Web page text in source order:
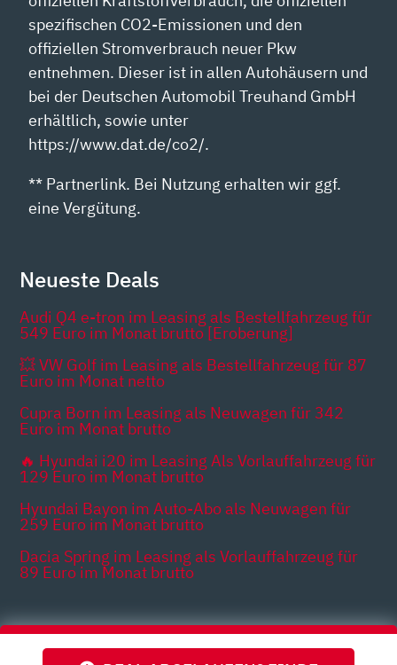
spezifischen CO2-Emissionen und den
offiziellen Stromverbrauch neuer Pkw
entnehmen. Dieser ist in allen Autohäusern und
bei der Deutschen Automobil Treuhand GmbH
erhältlich, sowie unter
https://www.dat.de/co2/.
** Partnerlink. Bei Nutzung erhalten wir ggf.
eine Vergütung.
Neueste Deals
Audi Q4 e-tron im Leasing als Bestellfahrzeug für
549 Euro im Monat brutto [Eroberung]
💥 VW Golf im Leasing als Bestellfahrzeug für 87
Euro im Monat netto
Cupra Born im Leasing als Neuwagen für 342
Euro im Monat brutto
🔥 Hyundai i20 im Leasing Als Vorlauffahrzeug für
129 Euro im Monat brutto
Hyundai Bayon im Auto-Abo als Neuwagen für
259 Euro im Monat brutto
Dacia Spring im Leasing als Vorlauffahrzeug für
89 Euro im Monat brutto